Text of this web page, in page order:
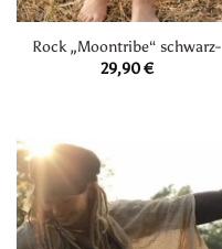
Rock „Moontribe“ schwarz-
29,90€